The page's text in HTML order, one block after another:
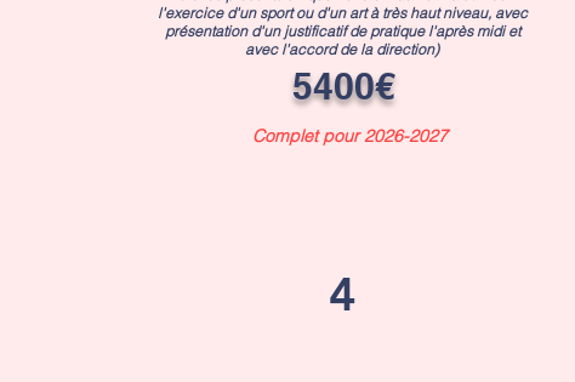
l'exercice d'un sport ou d'un art à très haut niveau, avec
présentation d'un justificatif de pratique l'après midi et
avec l'accord de la direction)
5400€
Complet pour 2026-2027
4